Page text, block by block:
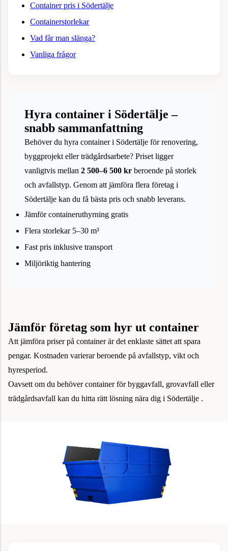
Container pris i Södertälje
Containerstorlekar
Vad får man slänga?
Vanliga frågor
Hyra container i Södertälje –
snabb sammanfattning
Behöver du hyra container i Södertälje för renovering,
byggprojekt eller trädgårdsarbete? Priset ligger
vanligtvis mellan 2 500–6 500 kr beroende på storlek
och avfallstyp. Genom att jämföra flera företag i
Södertälje kan du få bästa pris och snabb leverans.
Jämför containeruthyrning gratis
Flera storlekar 5–30 m³
Fast pris inklusive transport
Miljöriktig hantering
Jämför företag som hyr ut container
Att jämföra priser på container är det enklaste sättet att spara
pengar. Kostnaden varierar beroende på avfallstyp, vikt och
hyresperiod.
Oavsett om du behöver container för byggavfall, grovavfall eller
trädgårdsavfall kan du hitta rätt lösning nära dig i Södertälje .